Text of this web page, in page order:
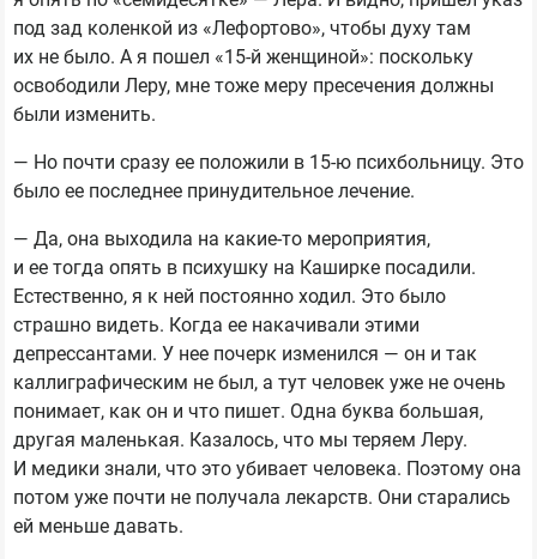
под зад коленкой из «Лефортово», чтобы духу там
их не было. А я пошел «15-й женщиной»: поскольку
освободили Леру, мне тоже меру пресечения должны
были изменить.
— Но почти сразу ее положили в 15-ю психбольницу. Это
было ее последнее принудительное лечение.
— Да, она выходила на какие-то мероприятия,
и ее тогда опять в психушку на Каширке посадили.
Естественно, я к ней постоянно ходил. Это было
страшно видеть. Когда ее накачивали этими
депрессантами. У нее почерк изменился — он и так
каллиграфическим не был, а тут человек уже не очень
понимает, как он и что пишет. Одна буква большая,
другая маленькая. Казалось, что мы теряем Леру.
И медики знали, что это убивает человека. Поэтому она
потом уже почти не получала лекарств. Они старались
ей меньше давать.